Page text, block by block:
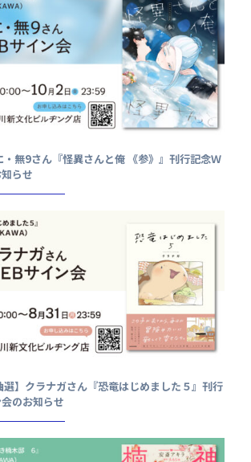
・無9さん『怪異さんと俺 《参》』刊行記念Ｗ
らせ
選】クラナガさん『恐竜はじめました５』刊行
のお知らせ